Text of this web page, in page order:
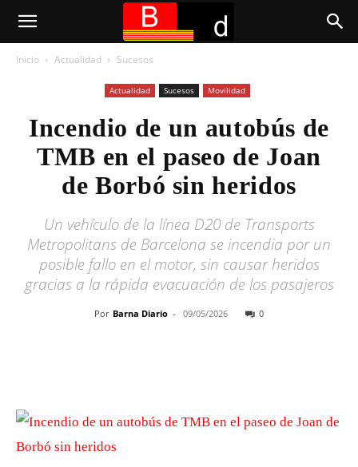
Inicio Actualidad Sucesos
Actualidad Sucesos Movilidad
Incendio de un autobús de
TMB en el paseo de Joan
de Borbó sin heridos
Un vehículo de la línea D20 de Transports
Metropolitans de Barcelona se incendia por un
posible fallo en el motor, sin causar heridos
gracias a la rápida evacuación de los pasajeros
Por Barna Diario - 09/05/2026 0